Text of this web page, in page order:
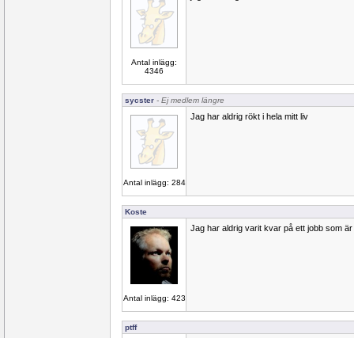
Antal inlägg:
4346
sycster - Ej medlem längre
Antal inlägg: 284
Jag har aldrig rökt i hela mitt liv
Koste
Antal inlägg: 423
Jag har aldrig varit kvar på ett jobb som
ptff